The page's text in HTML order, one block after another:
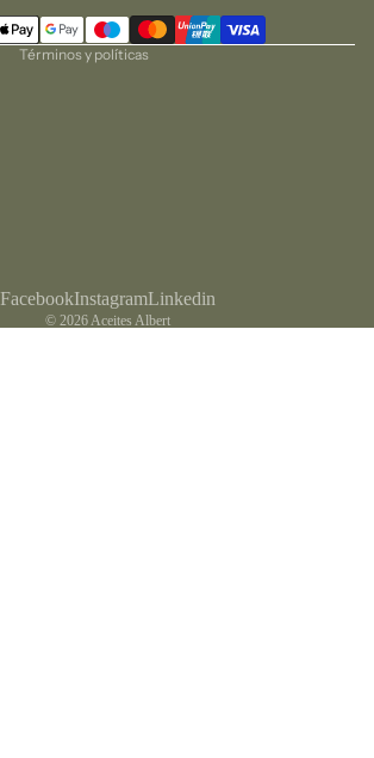
Términos y políticas
envío
FacebookInstagramLinkedin
© 2026Aceites Albert